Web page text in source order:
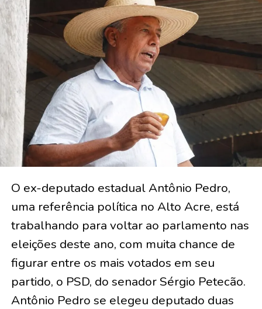
O ex-deputado estadual Antônio Pedro,
uma referência política no Alto Acre, está
trabalhando para voltar ao parlamento nas
eleições deste ano, com muita chance de
figurar entre os mais votados em seu
partido, o PSD, do senador Sérgio Petecão.
Antônio Pedro se elegeu deputado duas